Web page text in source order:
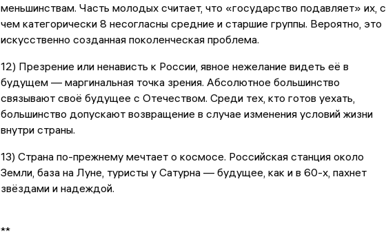
меньшинствам. Часть молодых считает, что «государство подавляет» их, с
чем категорически 8 несогласны средние и старшие группы. Вероятно, это
искусственно созданная поколенческая проблема.
12) Презрение или ненависть к России, явное нежелание видеть её в
будущем — маргинальная точка зрения. Абсолютное большинство
связывают своё будущее с Отечеством. Среди тех, кто готов уехать,
большинство допускают возвращение в случае изменения условий жизни
внутри страны.
13) Страна по-прежнему мечтает о космосе. Российская станция около
Земли, база на Луне, туристы у Сатурна — будущее, как и в 60-х, пахнет
звёздами и надеждой.
**